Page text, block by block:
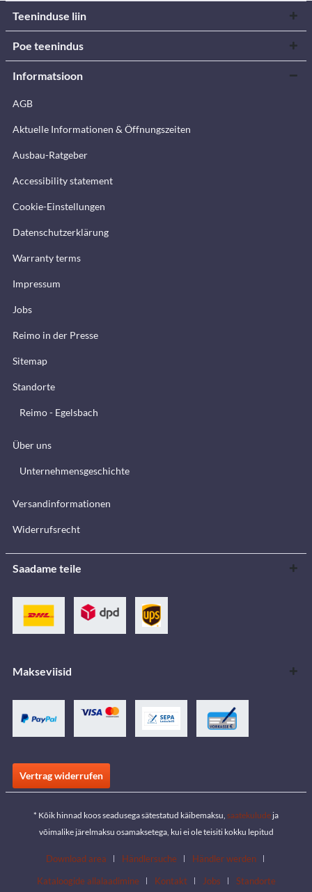
Teeninduse liin
Poe teenindus
Informatsioon
AGB
Aktuelle Informationen & Öffnungszeiten
Ausbau-Ratgeber
Accessibility statement
Cookie-Einstellungen
Datenschutzerklärung
Warranty terms
Impressum
Jobs
Reimo in der Presse
Sitemap
Standorte
Reimo - Egelsbach
Über uns
Unternehmensgeschichte
Versandinformationen
Widerrufsrecht
Saadame teile
Makseviisid
Vertrag widerrufen
* Kõik hinnad koos seadusega sätestatud käibemaksu, saatekulude ja
võimalike järelmaksu osamaksetega, kui ei ole teisiti kokku lepitud
Download area Händlersuche
Händler werden
Kataloogide allalaadimine
Kontakt Jobs Standorte